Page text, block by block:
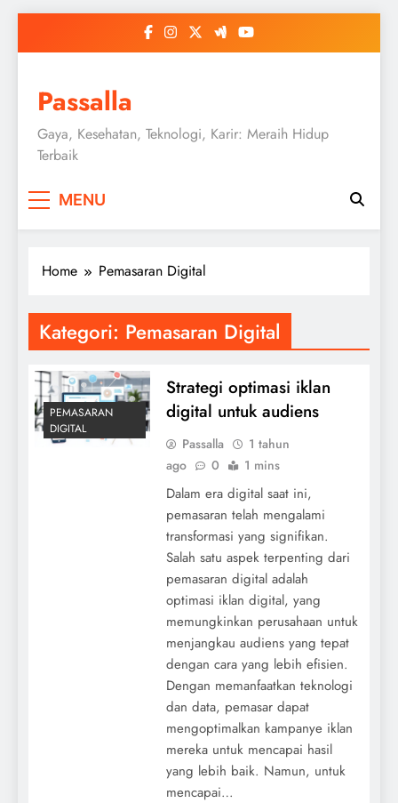
Passalla
Gaya, Kesehatan, Teknologi, Karir: Meraih Hidup
Terbaik
MENU
Home Pemasaran Digital
Kategori: Pemasaran Digital
PEMASARAN
DIGITAL
Strategi optimasi iklan
digital untuk audiens
Passalla
1 tahun
ago
0 1 mins
Dalam era digital saat ini,
pemasaran telah mengalami
transformasi yang signifikan.
Salah satu aspek terpenting dari
pemasaran digital adalah
optimasi iklan digital, yang
memungkinkan perusahaan untuk
menjangkau audiens yang tepat
dengan cara yang lebih efisien.
Dengan memanfaatkan teknologi
dan data, pemasar dapat
mengoptimalkan kampanye iklan
mereka untuk mencapai hasil
yang lebih baik. Namun, untuk
mencapai…